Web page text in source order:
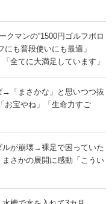
クマンの“1500円ゴルフポロ
も普段使いにも最適」
全てに大満足しています」
→「まさかな」と思いつつ抜
宝やね」「生命力すご
ルが崩壊→裸足で困っていた
さかの展開に感動「こうい